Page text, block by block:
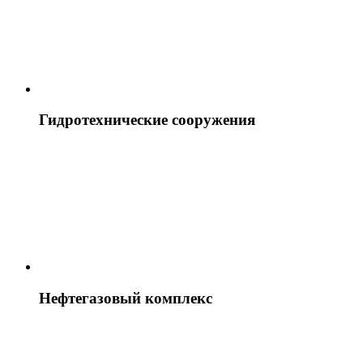
Гидротехнические сооружения
Нефтегазовый комплекс